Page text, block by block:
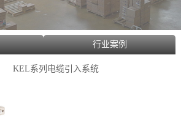
行业案例
KEL系列电缆引入系统